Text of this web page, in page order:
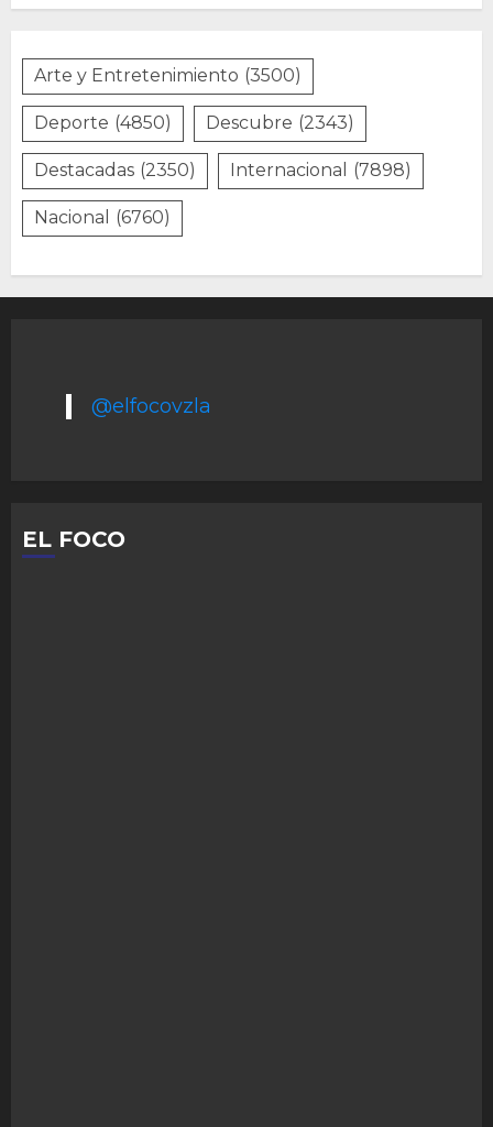
Arte y Entretenimiento (3500)
Deporte (4850) Descubre (2343)
Destacadas (2350) Internacional (7898)
Nacional (6760)
@elfocovzla
EL FOCO